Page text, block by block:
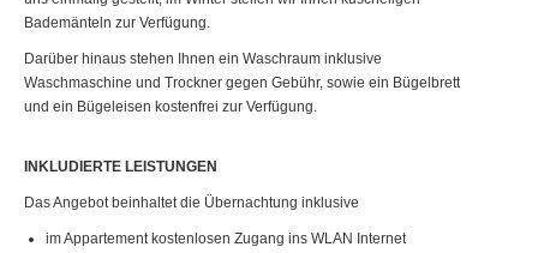
Bademänteln zur Verfügung.
Darüber hinaus stehen Ihnen ein Waschraum inklusive
Waschmaschine und Trockner gegen Gebühr, sowie ein Bügelbrett
und ein Bügeleisen kostenfrei zur Verfügung.
INKLUDIERTE LEISTUNGEN
Das Angebot beinhaltet die Übernachtung inklusive
im Appartement kostenlosen Zugang ins WLAN Internet